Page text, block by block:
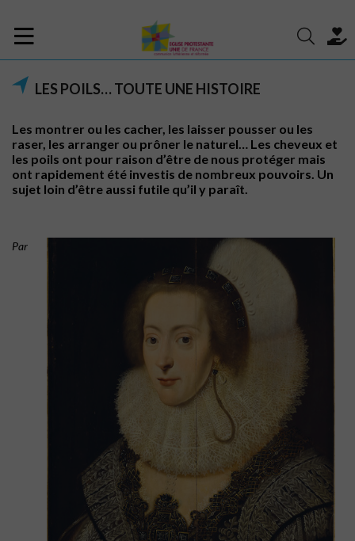
LES POILS… TOUTE UNE HISTOIRE
Les montrer ou les cacher, les laisser pousser ou les
raser, les arranger ou prôner le naturel… Les cheveux et
les poils ont pour raison d’être de nous protéger mais
ont rapidement été investis de nombreux pouvoirs. Un
sujet loin d’être aussi futile qu’il y paraît.
Par